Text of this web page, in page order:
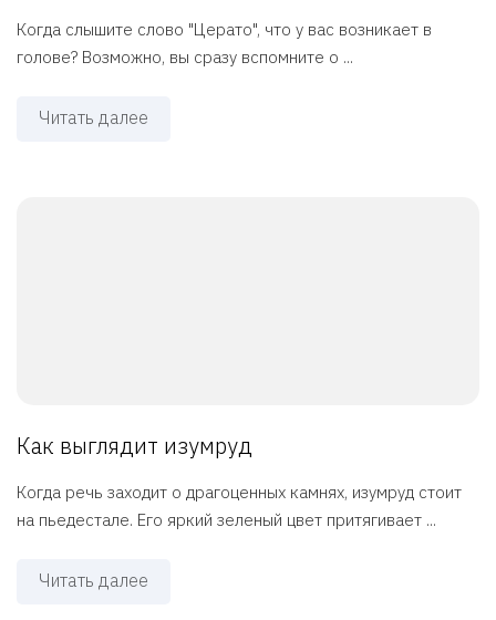
Когда слышите слово "Церато", что у вас возникает в
голове? Возможно, вы сразу вспомните о ...
Читать далее
Как выглядит изумруд
Когда речь заходит о драгоценных камнях, изумруд стоит
на пьедестале. Его яркий зеленый цвет притягивает ...
Читать далее